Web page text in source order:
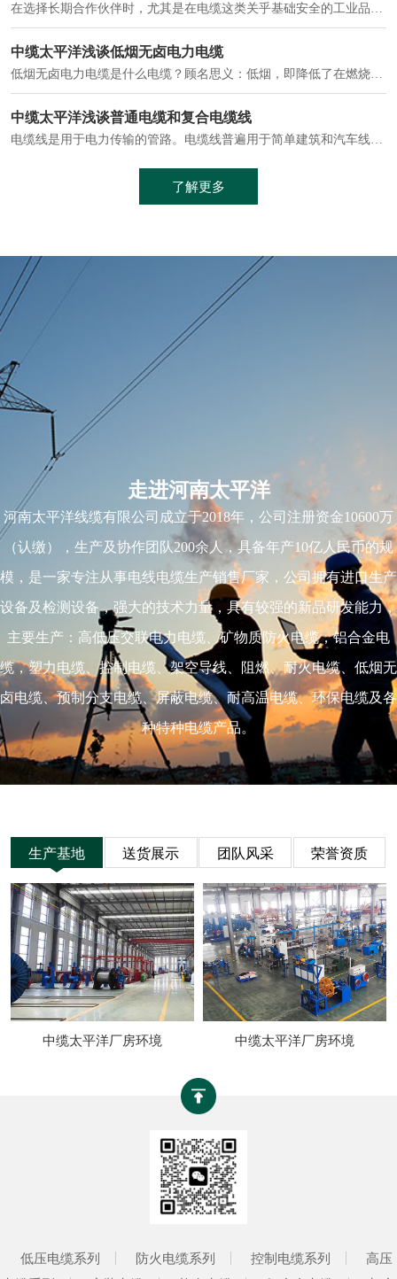
在选择长期合作伙伴时，尤其是在电缆这类关乎基础安全的工业品上，供应商的“内在实力”远比一纸报价单更重要。今天，我们邀请您“云参观”河南太平洋电缆厂，透过每一个细节，看我们如何将“可靠”二字，铸入每一米电缆。
中缆太平洋浅谈低烟无卤电力电缆
低烟无卤电力电缆是什么电缆？顾名思义：低烟，即降低了在燃烧时有害物体的产生；卤素对于人体来说是一种有毒气体，无卤就是没有毒气体的释放，通常是针对电缆遇火灾时而言的。低烟无卤电力电缆又可以称之为环保电缆，低烟无卤电缆大多数用于医院和对环境卫生要求比较严格的地方。
中缆太平洋浅谈普通电缆和复合电缆线
电缆线是用于电力传输的管路。电缆线普遍用于简单建筑和汽车线材，作为能源输送缆线，电缆线的复杂结构勿庸置疑。根据目标功能，电缆线具有以下一些特点：建筑用和车用线材要求轻质、大批量生产、价格低廉、具有相当的电学和力学性能和长时间的耐老化性能；工业用线材必须具有符合客户要求的性能；
了解更多
走进河南太平洋
河南太平洋线缆有限公司成立于2018年，公司注册资金10600万
（认缴），生产及协作团队200余人，具备年产10亿人民币的规
模，是一家专注从事电线电缆生产销售厂家，公司拥有进口生产
设备及检测设备，强大的技术力量，具有较强的新品研发能力，
主要生产：高低压交联电力电缆、矿物质防火电缆，铝合金电
缆，塑力电缆、控制电缆、架空导线、阻燃、耐火电缆、低烟无
卤电缆、预制分支电缆、屏蔽电缆、耐高温电缆、环保电缆及各
种特种电缆产品。
生产基地 送货展示 团队风采 荣誉资质
中缆太平洋厂房环境 中缆太平洋厂房环境
低压电缆系列 防火电缆系列 控制电缆系列
高压